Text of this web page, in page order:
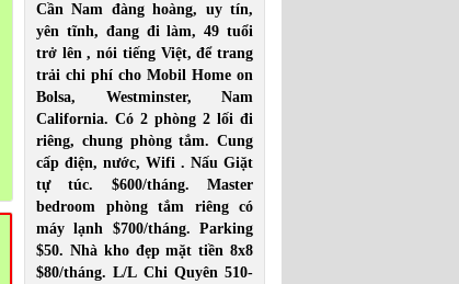
Cần Nam đàng hoàng, uy tín,
yên tĩnh, đang đi làm, 49 tuổi
trở lên , nói tiếng Việt, để trang
trải chi phí cho Mobil Home on
Bolsa, Westminster, Nam
California. Có 2 phòng 2 lối đi
riêng, chung phòng tắm. Cung
cấp điện, nước, Wifi . Nấu Giặt
tự túc. $600/tháng. Master
bedroom phòng tắm riêng có
máy lạnh $700/tháng. Parking
$50. Nhà kho đẹp mặt tiền 8x8
$80/tháng. L/L Chi Quyên 510-